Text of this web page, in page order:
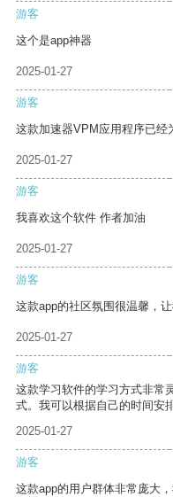
游客
这个是app神器
2025-01-27
游客
这款加速器VPM应用程序已经
2025-01-27
游客
我喜欢这个软件 作者加油
2025-01-27
游客
这款app的社区氛围很温馨，
2025-01-27
游客
这款学习软件的学习方式非常
式。我可以根据自己的时间安
2025-01-27
游客
这款app的用户群体非常庞大